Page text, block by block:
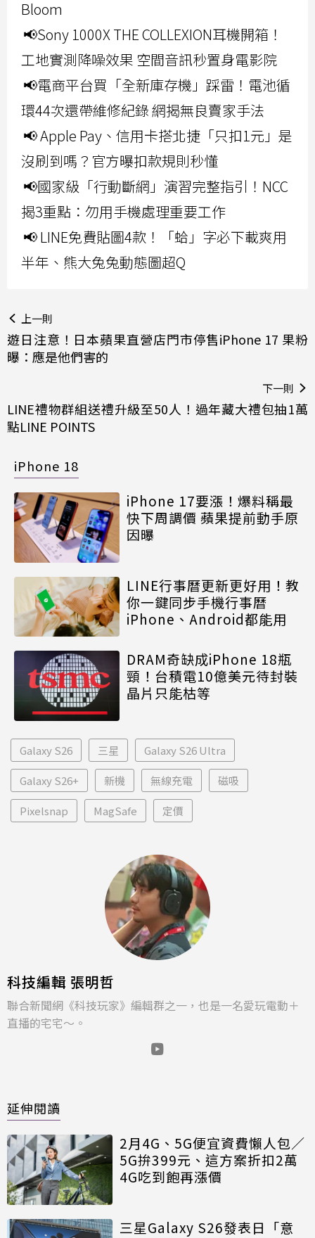
Bloom
📢Sony 1000X THE COLLEXION耳機開箱！
工地實測降噪效果 空間音訊秒置身電影院
📢電商平台買「全新庫存機」踩雷！電池循
環44次還帶維修紀錄 網揭無良賣家手法
📢 Apple Pay、信用卡搭北捷「只扣1元」是
沒刷到嗎？官方曝扣款規則秒懂
📢國家級「行動斷網」演習完整指引！NCC
揭3重點：勿用手機處理重要工作
📢 LINE免費貼圖4款！「蛤」字必下載爽用
半年、熊大兔兔動態圖超Q
上一則
遊日注意！日本蘋果直營店門市停售iPhone 17 果粉
曝：應是他們害的
下一則
LINE禮物群組送禮升級至50人！過年藏大禮包抽1萬
點LINE POINTS
iPhone 18
iPhone 17要漲！爆料稱最
快下周調價 蘋果提前動手原
因曝
LINE行事曆更新更好用！教
你一鍵同步手機行事曆
iPhone、Android都能用
DRAM奇缺成iPhone 18瓶
頸！台積電10億美元待封裝
晶片只能枯等
Galaxy S26 三星 Galaxy S26 Ultra
Galaxy S26+ 新機 無線充電 磁吸
Pixelsnap MagSafe 定價
科技編輯 張明哲
聯合新聞網《科技玩家》編輯群之一，也是一名愛玩電動＋
直播的宅宅～。
延伸閱讀
2月4G、5G便宜資費懶人包／
5G拚399元、這方案折扣2萬
4G吃到飽再漲價
三星Galaxy S26發表日「意